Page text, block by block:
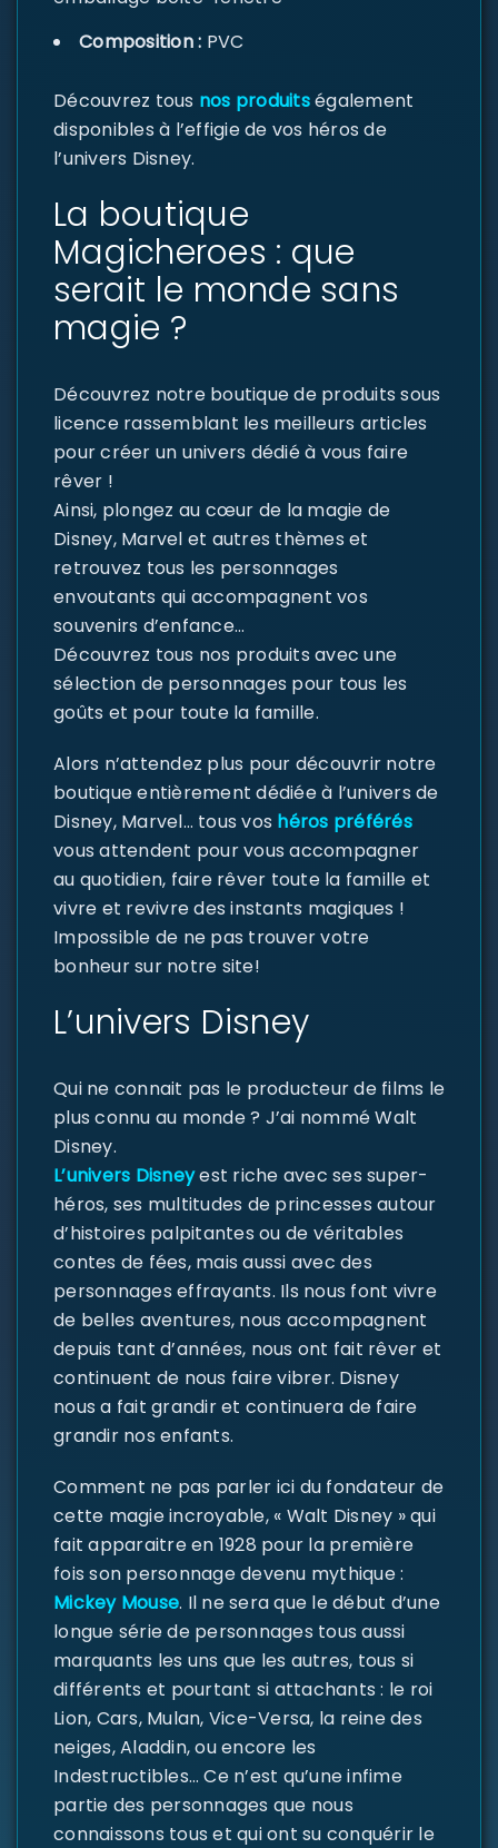
SE CONNECTER
Identifiant ou e-mail*
Mot de passe*
Composition : PVC
Découvrez tous nos produitségalement
disponibles à l’effigie de vos héros de
l’univers Disney.
La boutique
Magicheroes : que
serait le monde sans
magie ?
Découvrez notre boutique de produits sous
licence rassemblant les meilleurs articles
pour créer un univers dédié à vous faire
rêver !
Ainsi, plongez au cœur de la magie de
Disney, Marvel et autres thèmes et
retrouvez tous les personnages
envoutants qui accompagnent vos
souvenirs d’enfance…
Découvrez tous nos produits avec une
sélection de personnages pour tous les
goûts et pour toute la famille.
Alors n’attendez plus pour découvrir notre
boutique entièrement dédiée à l’univers de
Disney, Marvel… tous vos héros préférés
vous attendent pour vous accompagner
au quotidien, faire rêver toute la famille et
vivre et revivre des instants magiques !
Impossible de ne pas trouver votre
bonheur sur notre site!
L’univers Disney
Qui ne connait pas le producteur de films le
plus connu au monde ? J’ai nommé Walt
Disney.
L’univers Disneyest riche avec ses super-
héros, ses multitudes de princesses autour
d’histoires palpitantes ou de véritables
contes de fées, mais aussi avec des
personnages effrayants. Ils nous font vivre
de belles aventures, nous accompagnent
depuis tant d’années, nous ont fait rêver et
continuent de nous faire vibrer. Disney
nous a fait grandir et continuera de faire
grandir nos enfants.
Comment ne pas parler ici du fondateur de
cette magie incroyable, « Walt Disney » qui
fait apparaitre en 1928 pour la première
fois son personnage devenu mythique :
Mickey Mouse. Il ne sera que le début d’une
longue série de personnages tous aussi
marquants les uns que les autres, tous si
différents et pourtant si attachants : le roi
Lion, Cars, Mulan, Vice-Versa, la reine des
neiges, Aladdin, ou encore les
Indestructibles… Ce n’est qu’une infime
partie des personnages que nous
connaissons tous et qui ont su conquérir le